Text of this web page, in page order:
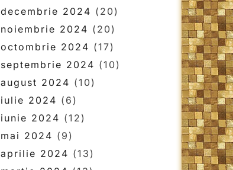
decembrie 2024 (20)
noiembrie 2024 (20)
octombrie 2024 (17)
septembrie 2024 (10)
august 2024 (10)
iulie 2024 (6)
iunie 2024 (12)
mai 2024 (9)
aprilie 2024 (13)